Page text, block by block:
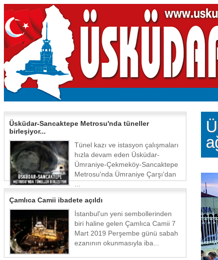
Üsküdar-Sancaktepe Metrosu'nda tüneller
birleşiyor...
Tünel kazı ve istasyon çalışmaları
hızla devam eden Üsküdar-
Ümraniye-Çekmeköy-Sancaktepe
Metrosu'nda Ümraniye Çarşı'dan
Çamlıca Camii ibadete açıldı
İstanbul'un yeni sembollerinden
biri haline gelen Çamlıca Camii 7
Mart 2019 Perşembe günü sabah
ezanının okunmasıyla iba...